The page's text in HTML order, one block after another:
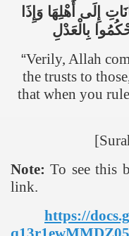
إِلَى أَهْلِهَا وَإِذَا
بِالْعَدْلِ
“Verily, Allah
the trusts to
that when you
Note: To see this
link.
https://